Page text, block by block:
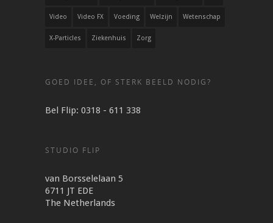
Video Video FX Voeding Welzijn Wetenschap
X-Particles Ziekenhuis Zorg
GOED IDEE, OF STERK BEELD NODIG?
Bel Flip: 0318 - 611 338
STUDIO FLIP
van Borsselelaan 5
6711 JT EDE
The Netherlands